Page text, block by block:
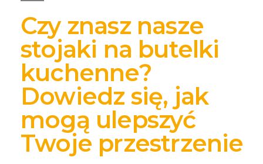
Czy znasz nasze
stojaki na butelki
kuchenne?
Dowiedz się, jak
mogą ulepszyć
Twoje przestrzenie